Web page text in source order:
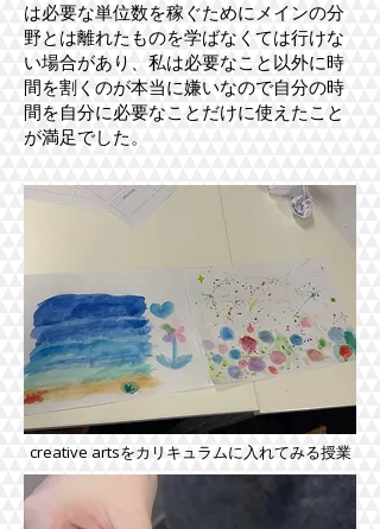
は必要な単位数を稼ぐためにメインの分
野とは離れたものを学ばなくては行けな
い場合があり、私は必要なこと以外に時
間を割くのが本当に嫌いなので自分の時
間を自分に必要なことだけに使えたこと
が満足でした。
creative artsをカリキュラムに入れてみる授業